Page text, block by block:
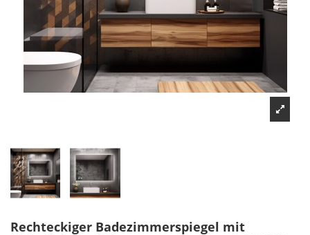
Rechteckiger Badezimmerspiegel mit